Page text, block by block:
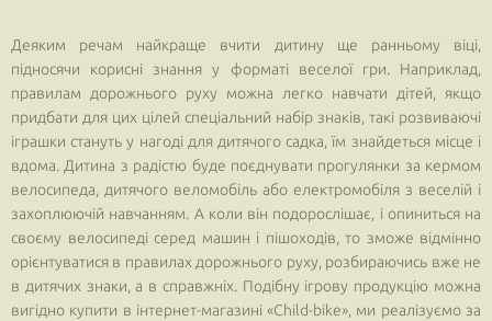
Деяким речам найкраще вчити дитину ще ранньому віці,
підносячи корисні знання у форматі веселої гри. Наприклад,
правилам дорожнього руху можна легко навчати дітей, якщо
придбати для цих цілей спеціальний набір знаків, такі розвиваючі
іграшки стануть у нагоді для дитячого садка, їм знайдеться місце і
вдома. Дитина з радістю буде поєднувати прогулянки за кермом
велосипеда, дитячого веломобіль або електромобіля з веселій і
захоплюючій навчанням. А коли він подорослішає, і опиниться на
своєму велосипеді серед машин і пішоходів, то зможе відмінно
орієнтуватися в правилах дорожнього руху, розбираючись вже не
в дитячих знаки, а в справжніх. Подібну ігрову продукцію можна
вигідно купити в інтернет-магазині «Child-bike», ми реалізуємо за